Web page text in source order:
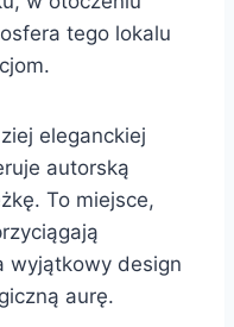
tego lokalu
eleganckiej
autorską
To miejsce,
wyjątkowy design
aurę.